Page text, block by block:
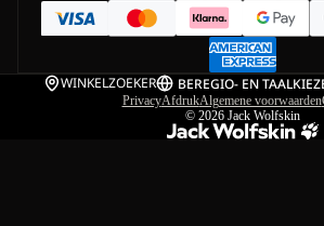
WINKELZOEKER BEREGIO- EN
PrivacyAfdrukAlgemene voorwaarden
© 2026 Jack Wolfskin